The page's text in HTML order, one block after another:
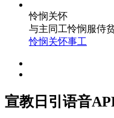
怜悯关怀
与主同工怜悯服侍
怜悯关怀事工
宣教日引 语音